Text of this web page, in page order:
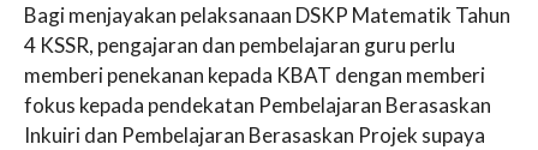
Bagi menjayakan pelaksanaan DSKP Matematik Tahun
4 KSSR, pengajaran dan pembelajaran guru perlu
memberi penekanan kepada KBAT dengan memberi
fokus kepada pendekatan Pembelajaran Berasaskan
Inkuiri dan Pembelajaran Berasaskan Projek supaya